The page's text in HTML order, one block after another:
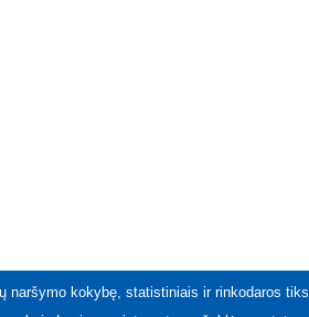
naršymo kokybę, statistiniais ir rinkodaros